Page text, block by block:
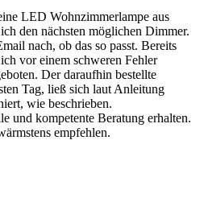
LED Wohnzimmerlampe aus
den nächsten möglichen Dimmer.
nach, ob das so passt. Bereits
vor einem schweren Fehler
Der daraufhin bestellte
Tag, ließ sich laut Anleitung
wie beschrieben.
und kompetente Beratung erhalten.
empfehlen.